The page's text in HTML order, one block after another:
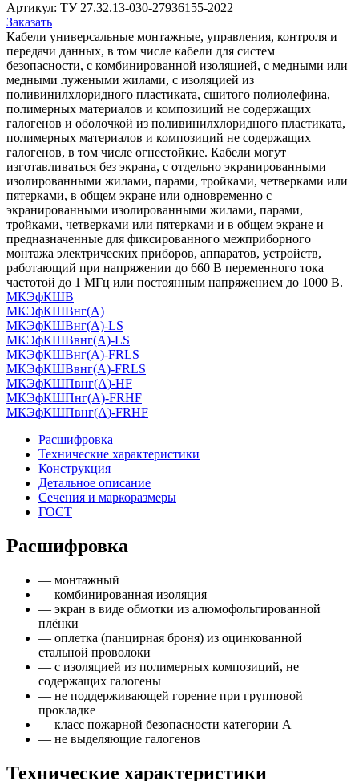
Артикул: ТУ 27.32.13-030-27936155-2022
Заказать
Кабели универсальные монтажные, управления, контроля и
передачи данных, в том числе кабели для систем
безопасности, с комбинированной изоляцией, с медными или
медными лужеными жилами, с изоляцией из
поливинилхлоридного пластиката, сшитого полиолефина,
полимерных материалов и композиций не содержащих
галогенов и оболочкой из поливинилхлоридного пластиката,
полимерных материалов и композиций не содержащих
галогенов, в том числе огнестойкие. Кабели могут
изготавливаться без экрана, с отдельно экранированными
изолированными жилами, парами, тройками, четверками или
пятерками, в общем экране или одновременно с
экранированными изолированными жилами, парами,
тройками, четверками или пятерками и в общем экране и
предназначенные для фиксированного межприборного
монтажа электрических приборов, аппаратов, устройств,
работающий при напряжении до 660 В переменного тока
частотой до 1 МГц или постоянным напряжением до 1000 В.
МКЭфКШВ
МКЭфКШВнг(А)
МКЭфКШВнг(А)-LS
МКЭфКШВвнг(А)-LS
МКЭфКШВнг(А)-FRLS
МКЭфКШВвнг(А)-FRLS
МКЭфКШПвнг(А)-HF
МКЭфКШПнг(А)-FRHF
МКЭфКШПвнг(А)-FRHF
Расшифровка
Технические характеристики
Конструкция
Детальное описание
Сечения и маркоразмеры
ГОСТ
Расшифровка
— монтажный
— комбинированная изоляция
— экран в виде обмотки из алюмофольгированной
плёнки
— оплетка (панцирная броня) из оцинкованной
стальной проволоки
— с изоляцией из полимерных композиций, не
содержащих галогены
— не поддерживающей горение при групповой
прокладке
— класс пожарной безопасности категории А
— не выделяющие галогенов
Технические характеристики